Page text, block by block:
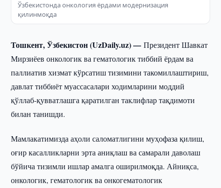
Ўзбекистонда онкология ёрдами модернизация
қилинмоқда
Тошкент, Ўзбекистон (UzDaily.uz) —Президент Шавкат
Мирзиёев онкологик ва гематологик тиббий ёрдам ва
паллиатив хизмат кўрсатиш тизимини такомиллаштириш,
давлат тиббиёт муассасалари ходимларини моддий
қўллаб-қувватлашга қаратилган таклифлар тақдимоти
билан танишди.
Мамлакатимизда аҳоли саломатлигини муҳофаза қилиш,
оғир касалликларни эрта аниқлаш ва самарали даволаш
бўйича тизимли ишлар амалга оширилмоқда. Айниқса,
онкологик, гематологик ва онкогематологик